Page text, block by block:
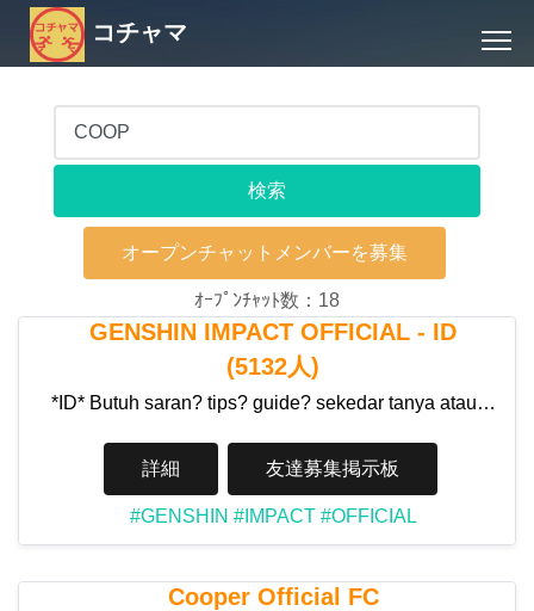
コチャマ
オープンチャットメンバーを募集
ｵｰﾌﾟﾝﾁｬｯﾄ数：18
GENSHIN IMPACT OFFICIAL - ID
(5132人)
*ID* Butuh saran? tips? guide? sekedar tanya atau…
詳細 友達募集掲示板
#GENSHIN #IMPACT #OFFICIAL
Cooper Official FC